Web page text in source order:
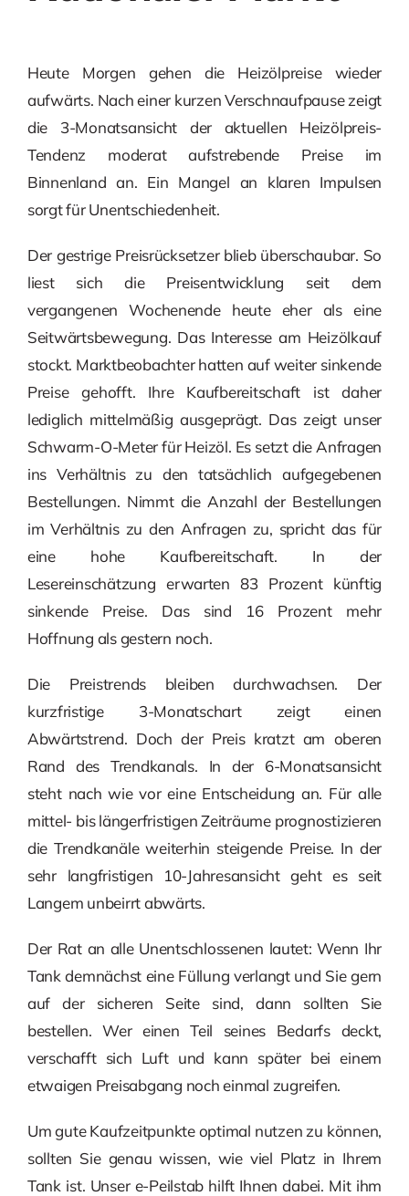
Heute Morgen gehen die Heizölpreise wieder
aufwärts. Nach einer kurzen Verschnaufpause zeigt
die 3-Monatsansicht der aktuellen Heizölpreis-
Tendenz moderat aufstrebende Preise im
Binnenland an. Ein Mangel an klaren Impulsen
sorgt für Unentschiedenheit.
Der gestrige Preisrücksetzer blieb überschaubar. So
liest sich die Preisentwicklung seit dem
vergangenen Wochenende heute eher als eine
Seitwärtsbewegung. Das Interesse am Heizölkauf
stockt. Marktbeobachter hatten auf weiter sinkende
Preise gehofft. Ihre Kaufbereitschaft ist daher
lediglich mittelmäßig ausgeprägt. Das zeigt unser
Schwarm-O-Meter für Heizöl. Es setzt die Anfragen
ins Verhältnis zu den tatsächlich aufgegebenen
Bestellungen. Nimmt die Anzahl der Bestellungen
im Verhältnis zu den Anfragen zu, spricht das für
eine hohe Kaufbereitschaft. In der
Lesereinschätzung erwarten 83 Prozent künftig
sinkende Preise. Das sind 16 Prozent mehr
Hoffnung als gestern noch.
Die Preistrends bleiben durchwachsen. Der
kurzfristige 3-Monatschart zeigt einen
Abwärtstrend. Doch der Preis kratzt am oberen
Rand des Trendkanals. In der 6-Monatsansicht
steht nach wie vor eine Entscheidung an. Für alle
mittel- bis längerfristigen Zeiträume prognostizieren
die Trendkanäle weiterhin steigende Preise. In der
sehr langfristigen 10-Jahresansicht geht es seit
Langem unbeirrt abwärts.
Der Rat an alle Unentschlossenen lautet: Wenn Ihr
Tank demnächst eine Füllung verlangt und Sie gern
auf der sicheren Seite sind, dann sollten Sie
bestellen. Wer einen Teil seines Bedarfs deckt,
verschafft sich Luft und kann später bei einem
etwaigen Preisabgang noch einmal zugreifen.
Um gute Kaufzeitpunkte optimal nutzen zu können,
sollten Sie genau wissen, wie viel Platz in Ihrem
Tank ist. Unser e-Peilstab hilft Ihnen dabei. Mit ihm